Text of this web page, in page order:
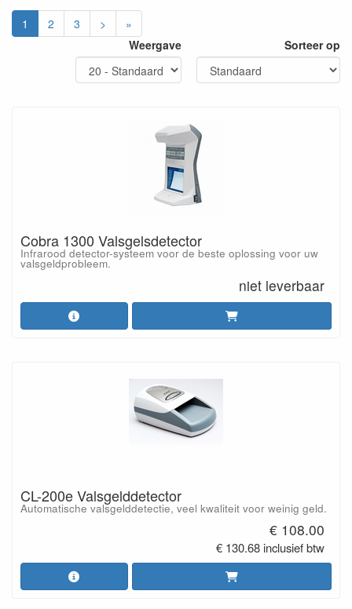
1 2 3 >
»
Weergave
Sorteer op
Cobra 1300 Valsgelsdetector
Infrarood detector-systeem voor de beste oplossing voor uw
valsgeldprobleem.
niet leverbaar
CL-200e Valsgelddetector
Automatische valsgelddetectie, veel kwaliteit voor weinig geld.
€ 108.00
€ 130.68 inclusief btw